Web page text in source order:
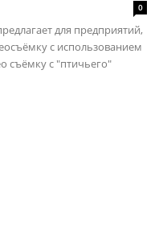
0
для предприятий,
с использованием
съёмку с "птичьего"